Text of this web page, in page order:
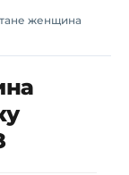
женщина